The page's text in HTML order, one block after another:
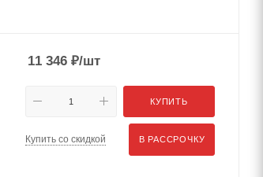
11 346 ₽/шт
КУПИТЬ
Купить со скидкой В РАССРОЧКУ